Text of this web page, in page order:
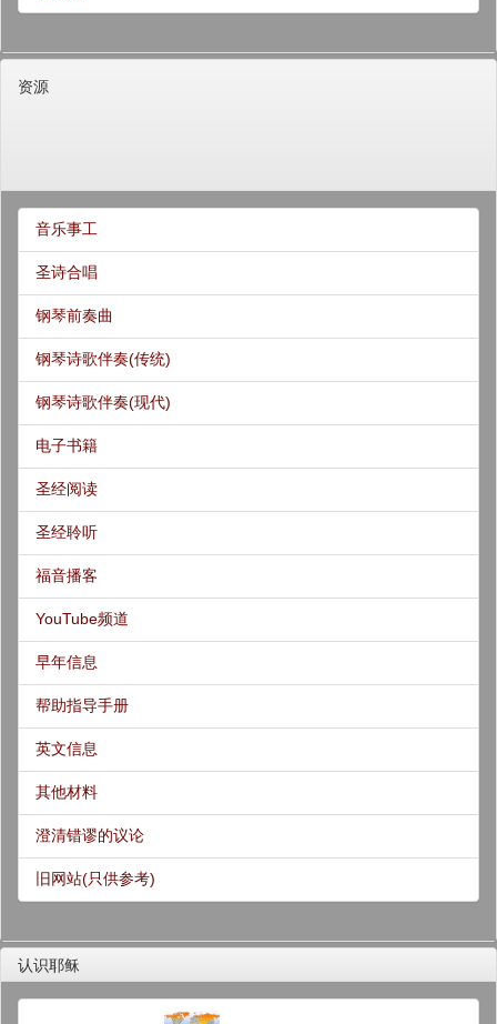
资源
音乐事工
圣诗合唱
钢琴前奏曲
钢琴诗歌伴奏(传统)
钢琴诗歌伴奏(现代)
电子书籍
圣经阅读
圣经聆听
福音播客
YouTube频道
早年信息
帮助指导手册
英文信息
其他材料
澄清错谬的议论
旧网站(只供参考)
认识耶稣